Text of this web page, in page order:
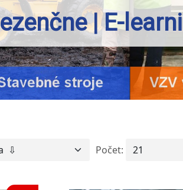
| E-
Počet: